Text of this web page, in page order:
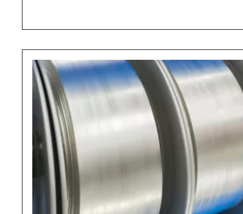
sostenibles de moverse,